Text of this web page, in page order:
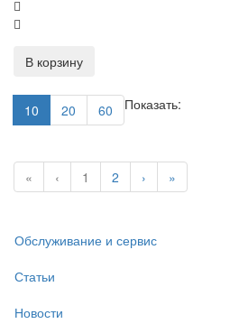
В корзину
Показать:
10 20 60
« ‹ 1 2 › »
Обслуживание и сервис
Статьи
Новости